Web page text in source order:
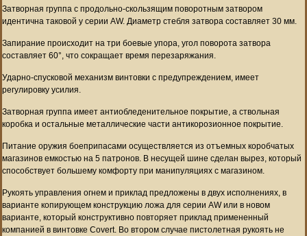
Затворная группа с продольно-скользящим поворотным затвором
идентична таковой у серии AW. Диаметр стебля затвора составляет 30 мм.
Запирание происходит на три боевые упора, угол поворота затвора
составляет 60°, что сокращает время перезаряжания.
Ударно-спусковой механизм винтовки с предупреждением, имеет
регулировку усилия.
Затворная группа имеет антиобледенительное покрытие, а ствольная
коробка и остальные металлические части антикорозионное покрытие.
Питание оружия боеприпасами осуществляется из отъемных коробчатых
магазинов емкостью на 5 патронов. В несущей шине сделан вырез, который
способствует большему комфорту при манипуляциях с магазином.
Рукоять управления огнем и приклад предложены в двух исполнениях, в
варианте копирующем конструкцию ложа для серии AW или в новом
варианте, который конструктивно повторяет приклад примененный
компанией в винтовке Covert. Во втором случае пистолетная рукоять не